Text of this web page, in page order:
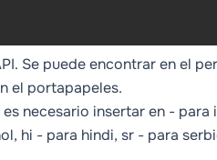
Se puede encontrar en el
el portapapeles.
necesario insertar en -
hi - para hindi, sr - para